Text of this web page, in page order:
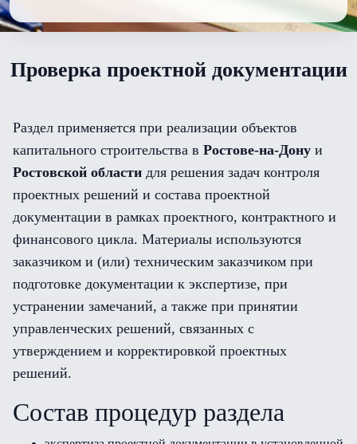
Проверка проектной документации
Раздел применяется при реализации объектов
капитального строительства в Ростове-на-Дону и
Ростовской области для решения задач контроля
проектных решений и состава проектной
документации в рамках проектного, контрактного и
финансового цикла. Материалы используются
заказчиком и (или) техническим заказчиком при
подготовке документации к экспертизе, при
устранении замечаний, а также при принятии
управленческих решений, связанных с
утверждением и корректировкой проектных
решений.
Состав процедур раздела